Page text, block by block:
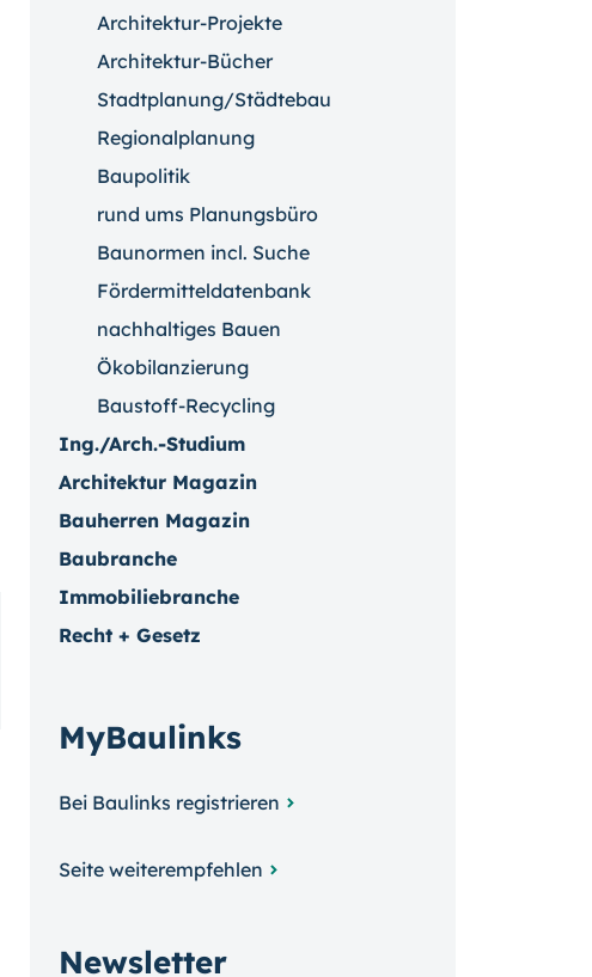
Architektur-Projekte
Architektur-Bücher
Stadtplanung/Städtebau
Regionalplanung
Baupolitik
rund ums Planungsbüro
Baunormen incl. Suche
Fördermitteldatenbank
nachhaltiges Bauen
Ökobilanzierung
Baustoff-Recycling
Ing./Arch.-Studium
Architektur Magazin
Bauherren Magazin
Baubranche
Immobiliebranche
Recht + Gesetz
MyBaulinks
Bei Baulinks registrieren
Seite weiterempfehlen
Newsletter